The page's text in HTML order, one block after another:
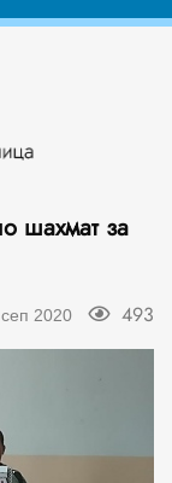
шахмат за
2020 493